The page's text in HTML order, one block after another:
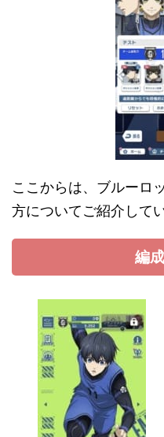
ここからは、ブルーロ
方についてご紹介して
編